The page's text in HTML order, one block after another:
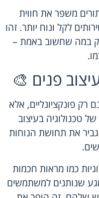
משפר את חווית
לקל ונוח יותר. זהו
במה שחשוב באמת –
פנים 🎨
רק פונקציונליים, אלא
טכנולוגיה בעיצוב
את תחושת הנוחות
כמו מראות חכמות
שנותנים למשתמשים